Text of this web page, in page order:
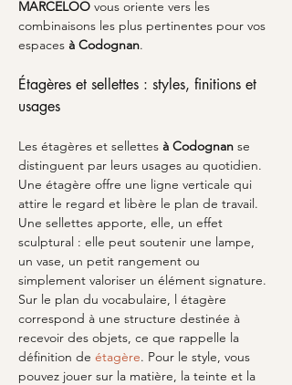
MARCELOO vous oriente vers les
combinaisons les plus pertinentes pour vos
espaces à Codognan.
Étagères et sellettes : styles, finitions et
usages
Les étagères et sellettes à Codognan se
distinguent par leurs usages au quotidien.
Une étagère offre une ligne verticale qui
attire le regard et libère le plan de travail.
Une sellettes apporte, elle, un effet
sculptural : elle peut soutenir une lampe,
un vase, un petit rangement ou
simplement valoriser un élément signature.
Sur le plan du vocabulaire, l étagère
correspond à une structure destinée à
recevoir des objets, ce que rappelle la
définition de étagère. Pour le style, vous
pouvez jouer sur la matière, la teinte et la